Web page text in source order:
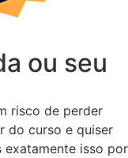
ou seu
risco de perder
do curso e quiser
exatamente isso por